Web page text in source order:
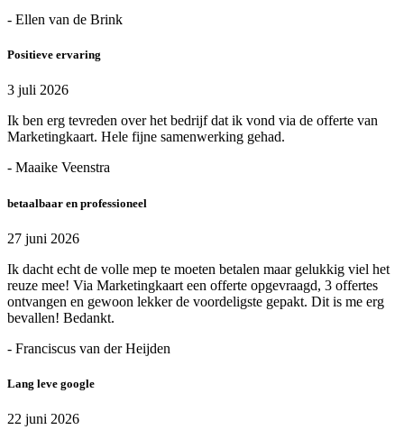
- Ellen van de Brink
Positieve ervaring
3 juli 2026
Ik ben erg tevreden over het bedrijf dat ik vond via de offerte van
Marketingkaart. Hele fijne samenwerking gehad.
- Maaike Veenstra
betaalbaar en professioneel
27 juni 2026
Ik dacht echt de volle mep te moeten betalen maar gelukkig viel het
reuze mee! Via Marketingkaart een offerte opgevraagd, 3 offertes
ontvangen en gewoon lekker de voordeligste gepakt. Dit is me erg
bevallen! Bedankt.
- Franciscus van der Heijden
Lang leve google
22 juni 2026